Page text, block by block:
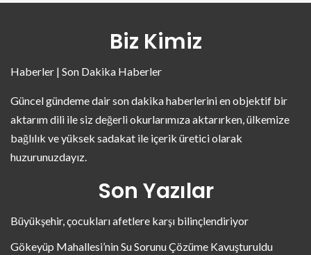
Biz Kimiz
Haberler | Son Dakika Haberler
Güncel gündeme dair son dakika haberlerini en objektif bir
aktarım dili ile siz değerli okurlarımıza aktarırken, ülkemize
bağlılık ve yüksek sadakat ile içerik üretici olarak
huzurunuzdayız.
Son Yazılar
Büyükşehir, çocukları afetlere karşı bilinçlendiriyor
Gökeyüp Mahallesi’nin Su Sorunu Çözüme Kavuşturuldu